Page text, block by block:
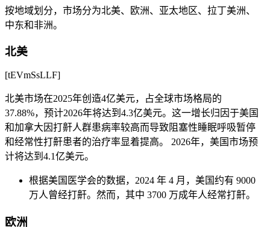
按地域划分，市场分为北美、欧洲、亚太地区、拉丁美洲、
中东和非洲。
北美
[tEVmSsLLF]
北美市场在2025年创造4亿美元，占全球市场格局的
37.88%，预计2026年将达到4.3亿美元。这一增长归因于美国
和加拿大因打鼾人群患病率较高而导致阻塞性睡眠呼吸暂停
和经常性打鼾患者的治疗率显着提高。 2026年，美国市场预
计将达到4.1亿美元。
根据美国医学会的数据，2024 年 4 月，美国约有 9000
万人曾经打鼾。然而，其中 3700 万成年人经常打鼾。
欧洲